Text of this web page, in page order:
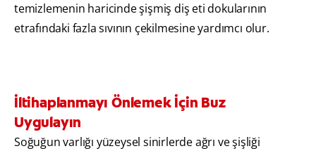
temizlemenin haricinde şişmiş diş eti dokularının
etrafındaki fazla sıvının çekilmesine yardımcı olur.
İltihaplanmayı Önlemek İçin Buz
Uygulayın
Soğuğun varlığı yüzeysel sinirlerde ağrı ve şişliği